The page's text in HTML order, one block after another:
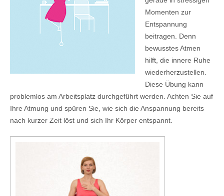
Momenten zur
Entspannung
beitragen. Denn
bewusstes Atmen
hilft, die innere Ruhe
wiederherzustellen.
Diese Übung kann
problemlos am Arbeitsplatz durchgeführt werden. Achten Sie auf
Ihre Atmung und spüren Sie, wie sich die Anspannung bereits
nach kurzer Zeit löst und sich Ihr Körper entspannt.